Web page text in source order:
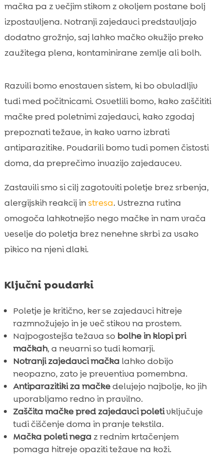

Kako zaščitimo dom: posteljnina, sesanje in
prekinitev razvojnega kroga bolh
 Poletna rutina nege: krtačenje, pregled
kože in zmanjšanje zaužitih dlak
Higiena mačjega stranišča poleti: manj
vonjav, manj stresa, boljši nadzor

Kdaj nujno k veterinarju: alarmni znaki in
zapleti
 Zaključek
FAQ
mačka pa z večjim stikom z okoljem postane bolj
izpostavljena. Notranji zajedavci predstavljajo
dodatno grožnjo, saj lahko mačko okužijo preko
zaužitega plena, kontaminirane zemlje ali bolh.
Razvili bomo enostaven sistem, ki bo obvladljiv
tudi med počitnicami. Osvetlili bomo, kako zaščititi
mačke pred poletnimi zajedavci, kako zgodaj
prepoznati težave, in kako varno izbrati
antiparazitike. Poudarili bomo tudi pomen čistosti
doma, da preprečimo invazijo zajedavcev.
Zastavili smo si cilj zagotoviti poletje brez srbenja,
alergijskih reakcij instresa. Ustrezna rutina
omogoča lahkotnejšo nego mačke in nam vrača
veselje do poletja brez nenehne skrbi za vsako
pikico na njeni dlaki.
Ključni poudarki
Poletje je kritično, ker se zajedavci hitreje
razmnožujejo in je več stikov na prostem.
Najpogostejša težava so bolhe in klopi pri
mačkah, a nevarni so tudi komarji.
Notranji zajedavci mačka lahko dobijo
neopazno, zato je preventiva pomembna.
Antiparazitiki za mačkedelujejo najbolje, ko jih
uporabljamo redno in pravilno.
Zaščita mačke pred zajedavci poletivključuje
tudi čiščenje doma in pranje tekstila.
Mačka poleti nega z rednim krtačenjem
pomaga hitreje opaziti težave na koži.